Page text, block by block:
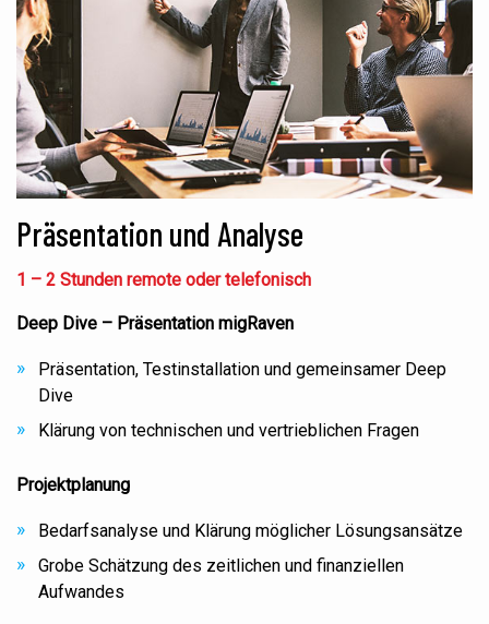
Präsentation und Analyse
1 – 2 Stunden remote oder telefonisch
Deep Dive – Präsentation migRaven
Präsentation, Testinstallation und gemeinsamer Deep
Dive
Klärung von technischen und vertrieblichen Fragen
Projektplanung
Bedarfsanalyse und Klärung möglicher Lösungsansätze
Grobe Schätzung des zeitlichen und finanziellen
Aufwandes